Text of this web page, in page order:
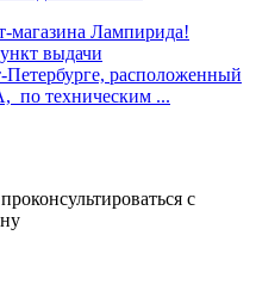
магазина Лампирида!
выдачи
расположенный
по техническим ...
с